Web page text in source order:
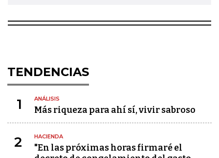
TENDENCIAS
1 ANÁLISIS
Más riqueza para ahí sí, vivir sabroso
2 HACIENDA
"En las próximas horas firmaré el